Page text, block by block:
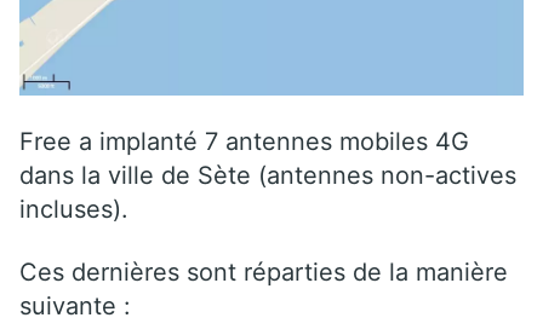
Free a implanté 7 antennes mobiles 4G
dans la ville de Sète (antennes non-actives
incluses).
Ces dernières sont réparties de la manière
suivante :